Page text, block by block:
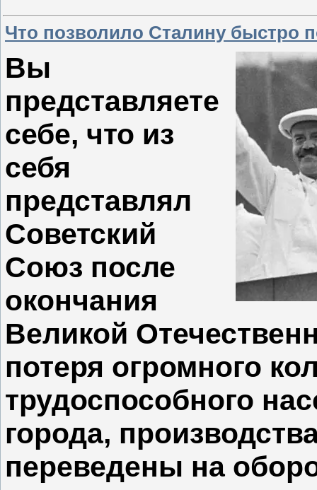
Что позволило Сталину быстро
Вы
представляете
себе, что из
себя
представлял
Советский
Союз после
окончания
Великой
потеря огромного
трудоспособного
города,
переведены на